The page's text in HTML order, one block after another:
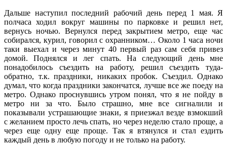
Дальше наступил последний рабочий день перед 1 мая. Я
полчаса ходил вокруг машины по парковке и решил нет,
вернусь ночью. Вернулся перед закрытием метро, еще час
собирался, курил, говорил с охранником… Около 1 часа ночи
таки выехал и через минут 40 первый раз сам себя привез
домой. Поднялся и лег спать. На следующий день мне
понадобилось съездить на работу, решил съездить туда-
обратно, т.к. праздники, никаких пробок. Съездил. Однако
думал, что когда праздники закончатся, лучше все же поеду на
метро. Однако проснувшись утром понял, что я не пойду в
метро ни за что. Было страшно, мне все сигналили и
показывали устрашающие знаки, я приезжал везде взмокший
с желанием просто лечь спать, но через неделю стало проще, а
через еще одну еще проще. Так я втянулся и стал ездить
каждый день в любую погоду и не только на работу.